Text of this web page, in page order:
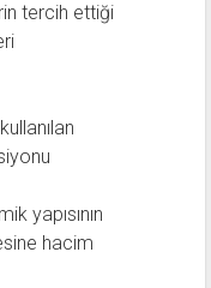
tercih ettiği
yapısının
hacim